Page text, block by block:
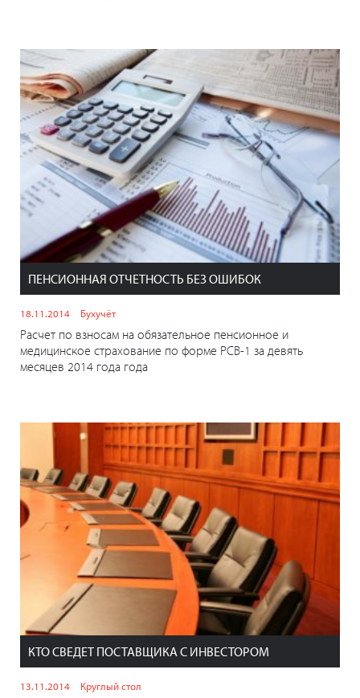
ПЕНСИОННАЯ ОТЧЕТНОСТЬ БЕЗ ОШИБОК
18.11.2014 Бухучёт
Расчет по взносам на обязательное пенсионное и
медицинское страхование по форме РСВ-1 за девять
месяцев 2014 года года
КТО СВЕДЕТ ПОСТАВЩИКА С ИНВЕСТОРОМ
13.11.2014 Круглый стол